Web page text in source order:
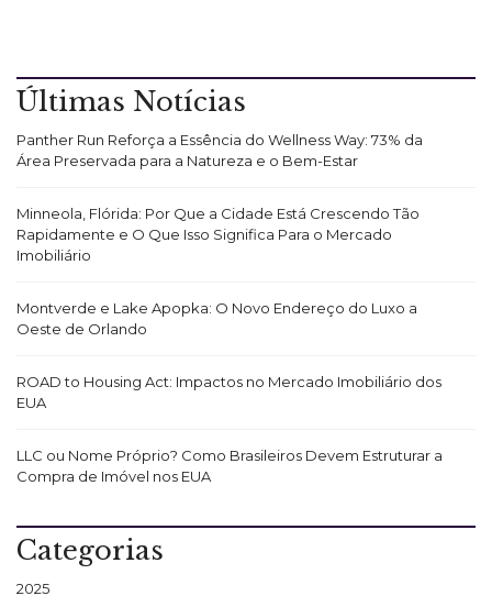
Últimas Notícias
Panther Run Reforça a Essência do Wellness Way: 73% da
Área Preservada para a Natureza e o Bem-Estar
Minneola, Flórida: Por Que a Cidade Está Crescendo Tão
Rapidamente e O Que Isso Significa Para o Mercado
Imobiliário
Montverde e Lake Apopka: O Novo Endereço do Luxo a
Oeste de Orlando
ROAD to Housing Act: Impactos no Mercado Imobiliário dos
EUA
LLC ou Nome Próprio? Como Brasileiros Devem Estruturar a
Compra de Imóvel nos EUA
Categorias
2025